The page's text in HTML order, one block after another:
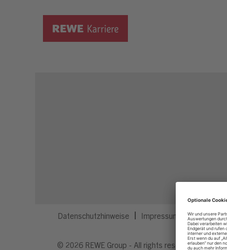
Datenschutzhinweise Impressum
© 2026 REWE Group - All rights reserved